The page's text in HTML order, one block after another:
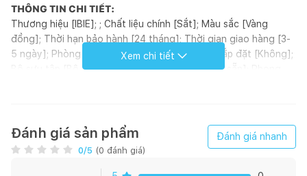
THÔNG TIN CHI TIẾT:
Thương hiệu [IBIE]; ; Chất liệu chính [Sắt]; Màu sắc [Vàng
đồng]; Thời hạn bảo hành [24 tháng]; Thời gian giao hàng [3-
5 ngày]; Phòng chính [Phòng khách]; Yêu cầu lắp đặt [Không];
Bộ sưu tập [Bộ Venice]; Tình trạng tồn kho [Có sẵn]; Phong
GIỚI THIỆU SẢN PHẨM:
Bàn trà Diamond được làm từ chất liệu chính là sắt hộp 10x20
Xem chi tiết
Đánh giá sản phẩm
0/5 (0 đánh giá)
Đánh giá nhanh